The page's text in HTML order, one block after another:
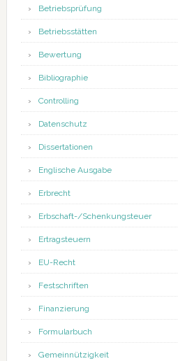
Betriebsprüfung
Betriebsstätten
Bewertung
Bibliographie
Controlling
Datenschutz
Dissertationen
Englische Ausgabe
Erbrecht
Erbschaft-/Schenkungsteuer
Ertragsteuern
EU-Recht
Festschriften
Finanzierung
Formularbuch
Gemeinnützigkeit